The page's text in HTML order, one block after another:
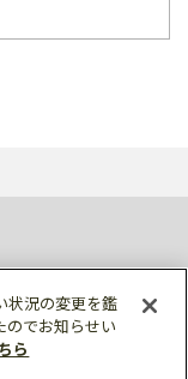
状況の変更を鑑
のでお知らせい
ら